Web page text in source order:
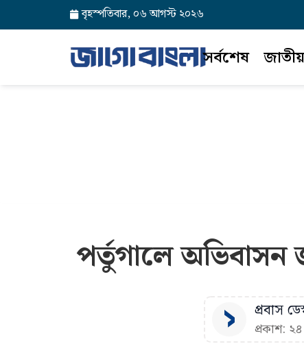
বৃহস্পতিবার, ০৬ আগস্ট ২০২৬
সর্বশেষ জাতীয়
পর্তুগালে
প্রবাস
প্রকাশ: